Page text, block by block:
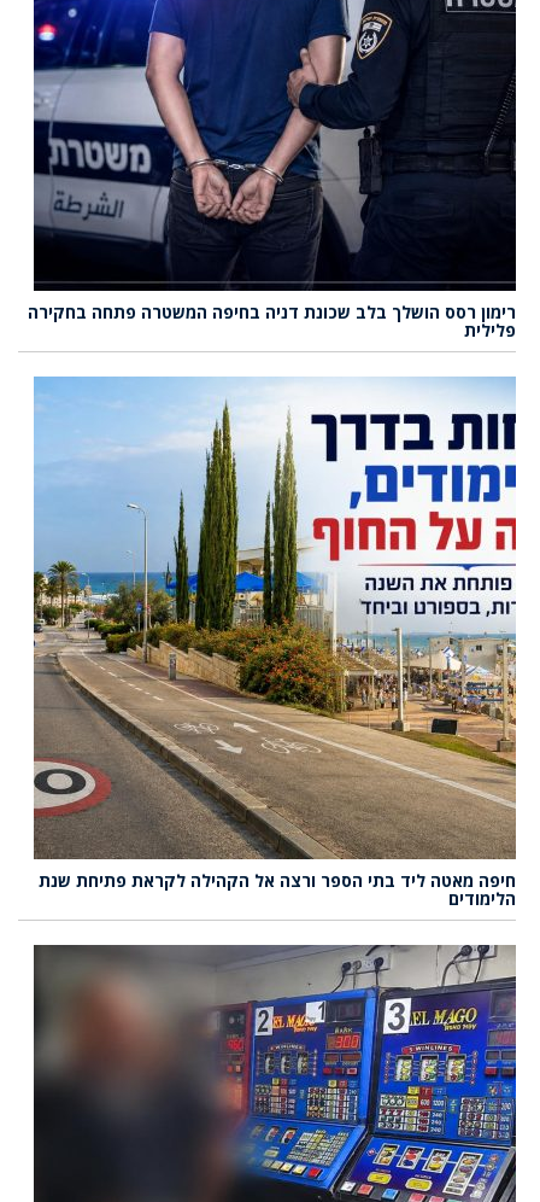
רימון רסס הושלך בלב שכונת דניה בחיפה המשטרה פתחה בחקירה
פלילית
חיפה מאטה ליד בתי הספר ורצה אל הקהילה לקראת פתיחת שנת
הלימודים